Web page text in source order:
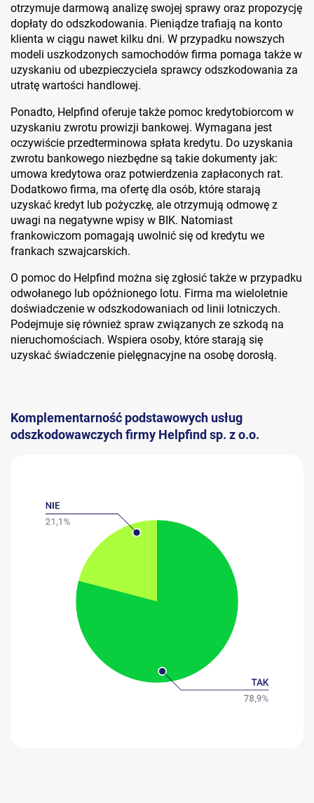
otrzymuje darmową analizę swojej sprawy oraz propozycję
dopłaty do odszkodowania. Pieniądze trafiają na konto
klienta w ciągu nawet kilku dni. W przypadku nowszych
modeli uszkodzonych samochodów firma pomaga także w
uzyskaniu od ubezpieczyciela sprawcy odszkodowania za
utratę wartości handlowej.
Ponadto, Helpfind oferuje także pomoc kredytobiorcom w
uzyskaniu zwrotu prowizji bankowej. Wymagana jest
oczywiście przedterminowa spłata kredytu. Do uzyskania
zwrotu bankowego niezbędne są takie dokumenty jak:
umowa kredytowa oraz potwierdzenia zapłaconych rat.
Dodatkowo firma, ma ofertę dla osób, które starają
uzyskać kredyt lub pożyczkę, ale otrzymują odmowę z
uwagi na negatywne wpisy w BIK. Natomiast
frankowiczom pomagają uwolnić się od kredytu we
frankach szwajcarskich.
O pomoc do Helpfind można się zgłosić także w przypadku
odwołanego lub opóźnionego lotu. Firma ma wieloletnie
doświadczenie w odszkodowaniach od linii lotniczych.
Podejmuje się również spraw związanych ze szkodą na
nieruchomościach. Wspiera osoby, które starają się
uzyskać świadczenie pielęgnacyjne na osobę dorosłą.
Komplementarność podstawowych usług
odszkodowawczych firmy Helpfind sp. z o.o.